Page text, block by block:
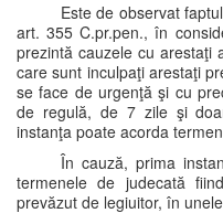
Este de observat
art. 355 C.pr.pen., în
prezintă cauzele cu arestaţi
care sunt inculpaţi arestaţi
se face de urgenţă şi cu
de regulă, de 7 zile şi
instanţa poate acorda
În cauză, prima
termenele de judecată
prevăzut de legiuitor, în